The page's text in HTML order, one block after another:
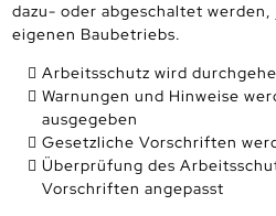
dazu- oder abgeschaltet werden,
eigenen Baubetriebs.
Arbeitsschutz wird
Warnungen und Hinweise
ausgegeben
Gesetzliche Vorschriften
Überprüfung des
Vorschriften angepasst